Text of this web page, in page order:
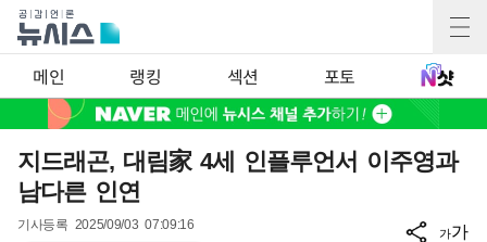
메인 랭킹 섹션 포토
지드래곤, 대림家 4세 인플루언서 이주영과
남다른 인연
기사등록 2025/09/03 07:09:16
가가